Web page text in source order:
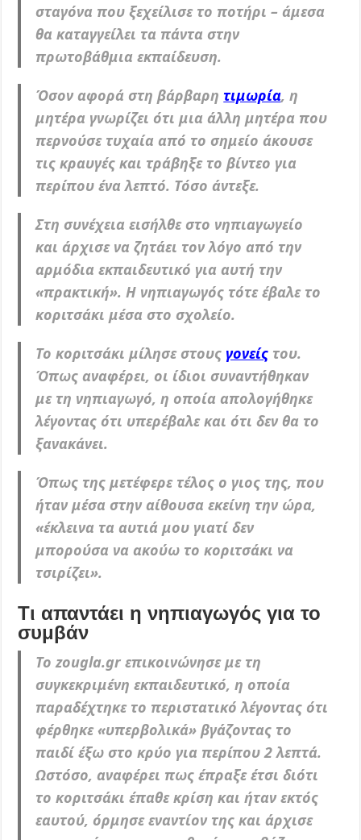
σταγόνα που ξεχείλισε το ποτήρι – άμεσα
θα καταγγείλει τα πάντα στην
πρωτοβάθμια εκπαίδευση.
Όσον αφορά στη βάρβαρη τιμωρία, η
μητέρα γνωρίζει ότι μια άλλη μητέρα που
περνούσε τυχαία από το σημείο άκουσε
τις κραυγές και τράβηξε το βίντεο για
περίπου ένα λεπτό. Τόσο άντεξε.
Στη συνέχεια εισήλθε στο νηπιαγωγείο
και άρχισε να ζητάει τον λόγο από την
αρμόδια εκπαιδευτικό για αυτή την
«πρακτική». Η νηπιαγωγός τότε έβαλε το
κοριτσάκι μέσα στο σχολείο.
Το κοριτσάκι μίλησε στους γονείς του.
Όπως αναφέρει, οι ίδιοι συναντήθηκαν
με τη νηπιαγωγό, η οποία απολογήθηκε
λέγοντας ότι υπερέβαλε και ότι δεν θα το
ξανακάνει.
Όπως της μετέφερε τέλος ο γιος της, που
ήταν μέσα στην αίθουσα εκείνη την ώρα,
«έκλεινα τα αυτιά μου γιατί δεν
μπορούσα να ακούω το κοριτσάκι να
τσιρίζει».
Τι απαντάει η νηπιαγωγός για το
συμβάν
Το zougla.gr επικοινώνησε με τη
συγκεκριμένη εκπαιδευτικό, η οποία
παραδέχτηκε το περιστατικό λέγοντας ότι
φέρθηκε «υπερβολικά» βγάζοντας το
παιδί έξω στο κρύο για περίπου 2 λεπτά.
Ωστόσο, αναφέρει πως έπραξε έτσι διότι
το κοριτσάκι έπαθε κρίση και ήταν εκτός
εαυτού, όρμησε εναντίον της και άρχισε